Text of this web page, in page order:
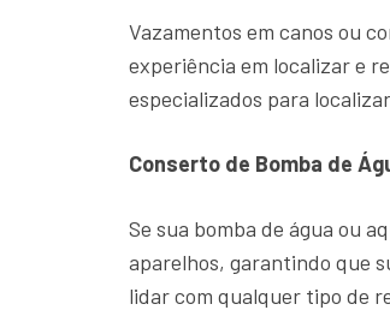
Vazamentos em canos ou
experiência em localizar e
especializados para
Conserto de Bomba de
Se sua bomba de água ou
aparelhos, garantindo que
lidar com qualquer tipo de